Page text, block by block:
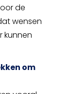
de
wensen
kunnen
om